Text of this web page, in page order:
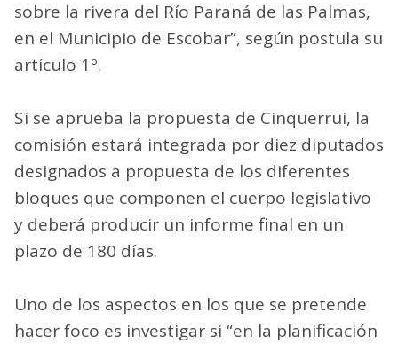
sobre la rivera del Río Paraná de las Palmas,
en el Municipio de Escobar”, según postula su
artículo 1º.
Si se aprueba la propuesta de Cinquerrui, la
comisión estará integrada por diez diputados
designados a propuesta de los diferentes
bloques que componen el cuerpo legislativo
y deberá producir un informe final en un
plazo de 180 días.
Uno de los aspectos en los que se pretende
hacer foco es investigar si “en la planificación